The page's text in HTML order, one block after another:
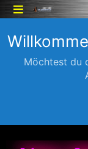
Möchtest du